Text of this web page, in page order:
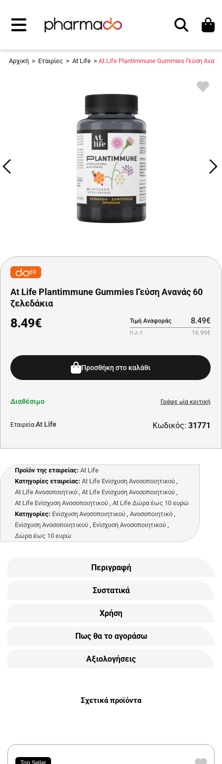
Αναζήτηση
Αρχική > Εταιρίες > At Life > At Life Plantimmune Gummies Γεύση
69
At Life Plantimmune Gummies Γεύση Ανανάς 60
ζελεδάκια
8.49€ Τιμή Αναφοράς 8.49€
Π.Λ.Τ 16.99€
Προσθήκη στο καλάθι
Εταιρεία:At Life Κωδικός: 31771
Διαθέσιμο Γράψε μία κριτική
Προϊόν της εταιρείας: At Life
Κατηγορίες εταιρείας: At Life Ενίσχυση Ανοσοποιητικού ,
At Life Ανοσοποιητικό , At Life Ενίσχυση Ανοσοποιητικού ,
At Life Ενίσχυση Ανοσοποιητικού , At Life Δώρα έως 10 ευρώ
Κατηγορίες: Ενίσχυση Ανοσοποιητικού , Ανοσοποιητικό ,
Ενίσχυση Ανοσοποιητικού , Ενίσχυση Ανοσοποιητικού ,
Δώρα έως 10 ευρώ
Περιγραφή
Συστατικά
Χρήση
Πως θα το αγοράσω
Αξιολογήσεις
Σχετικά προϊόντα